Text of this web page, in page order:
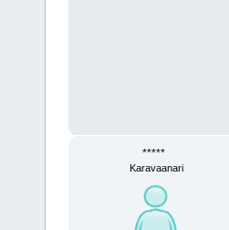
*****
Karavaanari